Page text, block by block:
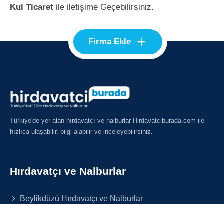
Kul Ticaret ile iletişime Geçebilirsiniz.
Firma Ekle +
Türkiye'de yer alan hırdavatçı ve nalburlar Hirdavatciburada.com ile
hızlıca ulaşabilir, bilgi alabilir ve inceleyebilirsiniz.
Hırdavatçı ve Nalburlar
Beylikdüzü Hırdavatçı ve Nalburlar